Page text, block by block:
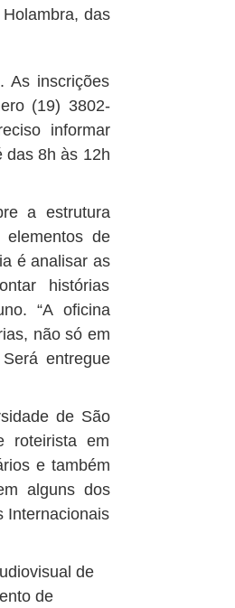
das
As inscrições
(19) 3802-
informar
das 8h às 12h
a estrutura
elementos de
é analisar as
histórias
“A oficina
não só em
entregue
de São
roteirista em
e também
alguns dos
Internacionais
de
de